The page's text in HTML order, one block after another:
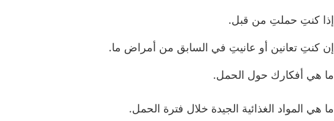
إذا كنتِ حملتِ من قبل.
إن كنتِ تعانين أو عانيتِ في السابق من أمراض ما.
ما هي أفكارك حول الحمل.
ما هي المواد الغذائية الجيدة خلال فترة الحمل.